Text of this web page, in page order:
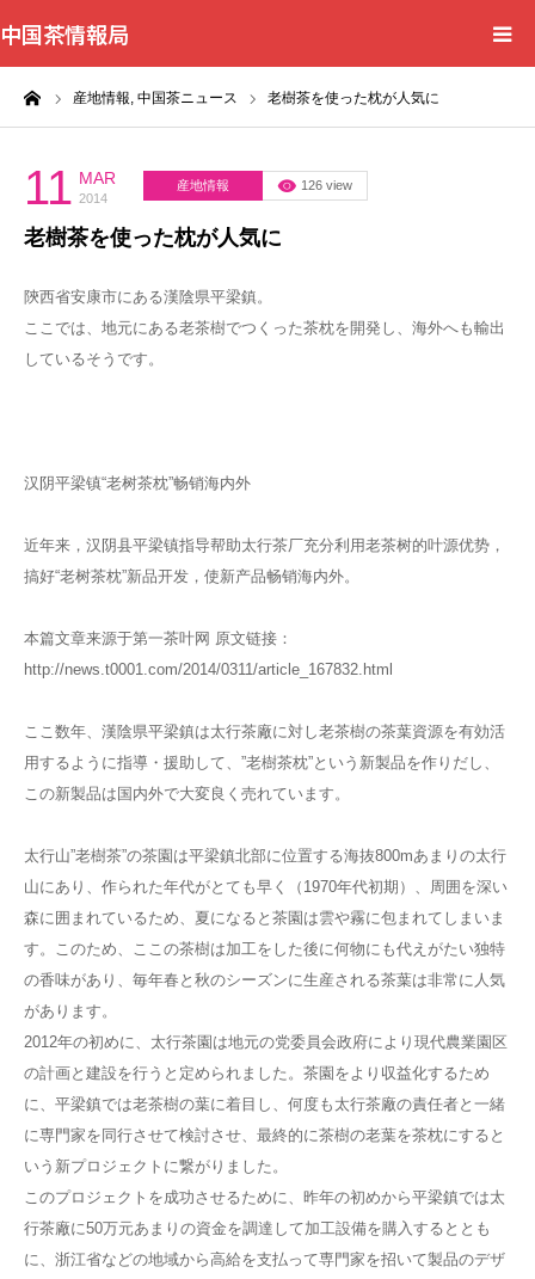
中国茶情報局
産地情報, 中国茶ニュース 老樹茶を使った枕が人気に
11 MAR
2014
産地情報 126 view
老樹茶を使った枕が人気に
陝西省安康市にある漢陰県平梁鎮。
ここでは、地元にある老茶樹でつくった茶枕を開発し、海外へも輸出
しているそうです。
汉阴平梁镇“老树茶枕”畅销海内外
近年来，汉阴县平梁镇指导帮助太行茶厂充分利用老茶树的叶源优势，
搞好“老树茶枕”新品开发，使新产品畅销海内外。
本篇文章来源于第一茶叶网 原文链接：
http://news.t0001.com/2014/0311/article_167832.html
ここ数年、漢陰県平梁鎮は太行茶廠に対し老茶樹の茶葉資源を有効活
用するように指導・援助して、”老樹茶枕”という新製品を作りだし、
この新製品は国内外で大変良く売れています。
太行山”老樹茶”の茶園は平梁鎮北部に位置する海抜800mあまりの太行
山にあり、作られた年代がとても早く（1970年代初期）、周囲を深い
森に囲まれているため、夏になると茶園は雲や霧に包まれてしまいま
す。このため、ここの茶樹は加工をした後に何物にも代えがたい独特
の香味があり、毎年春と秋のシーズンに生産される茶葉は非常に人気
があります。
2012年の初めに、太行茶園は地元の党委員会政府により現代農業園区
の計画と建設を行うと定められました。茶園をより収益化するため
に、平梁鎮では老茶樹の葉に着目し、何度も太行茶廠の責任者と一緒
に専門家を同行させて検討させ、最終的に茶樹の老葉を茶枕にすると
いう新プロジェクトに繋がりました。
このプロジェクトを成功させるために、昨年の初めから平梁鎮では太
行茶廠に50万元あまりの資金を調達して加工設備を購入するととも
に、浙江省などの地域から高給を支払って専門家を招いて製品のデザ
Home
News
BlogChecker
Events
WordBank